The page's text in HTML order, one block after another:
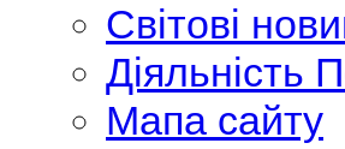
Світові
Діяльність
Мапа сайту